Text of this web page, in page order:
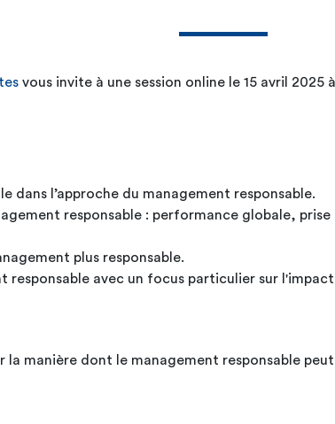
vous invite à une session online le 15 avril 2025
dans l’approche du management responsable.
responsable : performance globale,
plus responsable.
responsable avec un focus particulier sur
la manière dont le management responsable